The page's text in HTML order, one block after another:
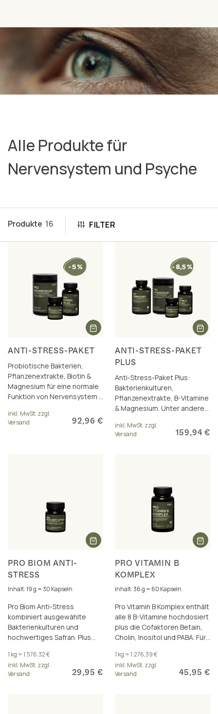
Alle Produkte für
Nervensystem und Psyche
Produkte 16 FILTER
ANTI-STRESS-PAKET
Probiotische Bakterien,
Pflanzenextrakte, Biotin &
Magnesium für eine normale
Funktion von Nervensystem &
inkl. MwSt. zzgl.
Versand
92,96 €
ANTI-STRESS-PAKET
PLUS
Anti-Stress-Paket Plus:
Bakterienkulturen,
Pflanzenextrakte, B-Vitamine
& Magnesium. Unter anderem
Nerven & Psyche.
inkl. MwSt. zzgl.
Versand
159,94 €
PRO BIOM ANTI-
STRESS
Inhalt: 19 g = 30 Kapseln
Pro Biom Anti-Stress
kombiniert ausgewählte
Bakterienkulturen und
hochwertiges Safran. Plus
Psyche und Regeneration.
1 kg = 1.576,32 €
inkl. MwSt. zzgl.
Versand
29,95 €
PRO VITAMIN B
KOMPLEX
Inhalt: 36 g = 60 Kapseln
Pro Vitamin B Komplex enthält
alle 8 B-Vitamine hochdosiert
plus die Cofaktoren Betain,
Cholin, Inositol und PABA. Für
mehr.
1 kg = 1.276,39 €
inkl. MwSt. zzgl.
Versand
45,95 €